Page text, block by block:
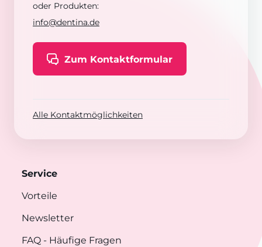
oder Produkten:
info@dentina.de
Zum Kontaktformular
Alle Kontaktmöglichkeiten
Service
Vorteile
Newsletter
FAQ - Häufige Fragen